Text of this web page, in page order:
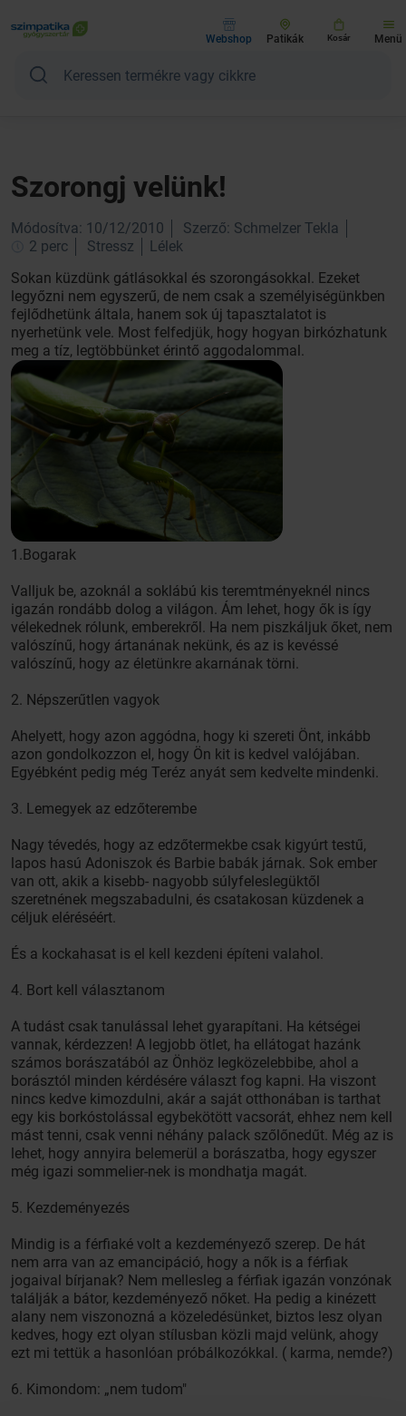
Webshop Patikák Kosár Menü
Szorongj velünk!
Módosítva: 10/12/2010
Szerző: Schmelzer Tekla
2 perc
Stressz
Lélek
Sokan küzdünk gátlásokkal és szorongásokkal. Ezeket
legyőzni nem egyszerű, de nem csak a személyiségünkben
fejlődhetünk általa, hanem sok új tapasztalatot is
nyerhetünk vele. Most felfedjük, hogy hogyan birkózhatunk
meg a tíz, legtöbbünket érintő aggodalommal.
1.Bogarak
Valljuk be, azoknál a soklábú kis teremtményeknél nincs
igazán rondább dolog a világon. Ám lehet, hogy ők is így
vélekednek rólunk, emberekről. Ha nem piszkáljuk őket, nem
valószínű, hogy ártanának nekünk, és az is kevéssé
valószínű, hogy az életünkre akarnának törni.
2. Népszerűtlen vagyok
Ahelyett, hogy azon aggódna, hogy ki szereti Önt, inkább
azon gondolkozzon el, hogy Ön kit is kedvel valójában.
Egyébként pedig még Teréz anyát sem kedvelte mindenki.
3. Lemegyek az edzőterembe
Nagy tévedés, hogy az edzőtermekbe csak kigyúrt testű,
lapos hasú Adoniszok és Barbie babák járnak. Sok ember
van ott, akik a kisebb- nagyobb súlyfeleslegüktől
szeretnének megszabadulni, és csatakosan küzdenek a
céljuk eléréséért.
És a kockahasat is el kell kezdeni építeni valahol.
4. Bort kell választanom
A tudást csak tanulással lehet gyarapítani. Ha kétségei
vannak, kérdezzen! A legjobb ötlet, ha ellátogat hazánk
számos borászatából az Önhöz legközelebbibe, ahol a
borásztól minden kérdésére választ fog kapni. Ha viszont
nincs kedve kimozdulni, akár a saját otthonában is tarthat
egy kis borkóstolással egybekötött vacsorát, ehhez nem kell
mást tenni, csak venni néhány palack szőlőnedűt. Még az is
lehet, hogy annyira belemerül a borászatba, hogy egyszer
még igazi sommelier-nek is mondhatja magát.
5. Kezdeményezés
Mindig is a férfiaké volt a kezdeményező szerep. De hát
nem arra van az emancipáció, hogy a nők is a férfiak
jogaival bírjanak? Nem mellesleg a férfiak igazán vonzónak
találják a bátor, kezdeményező nőket. Ha pedig a kinézett
alany nem viszonozná a közeledésünket, biztos lesz olyan
kedves, hogy ezt olyan stílusban közli majd velünk, ahogy
ezt mi tettük a hasonlóan próbálkozókkal. ( karma, nemde?)
6. Kimondom: „nem tudom"